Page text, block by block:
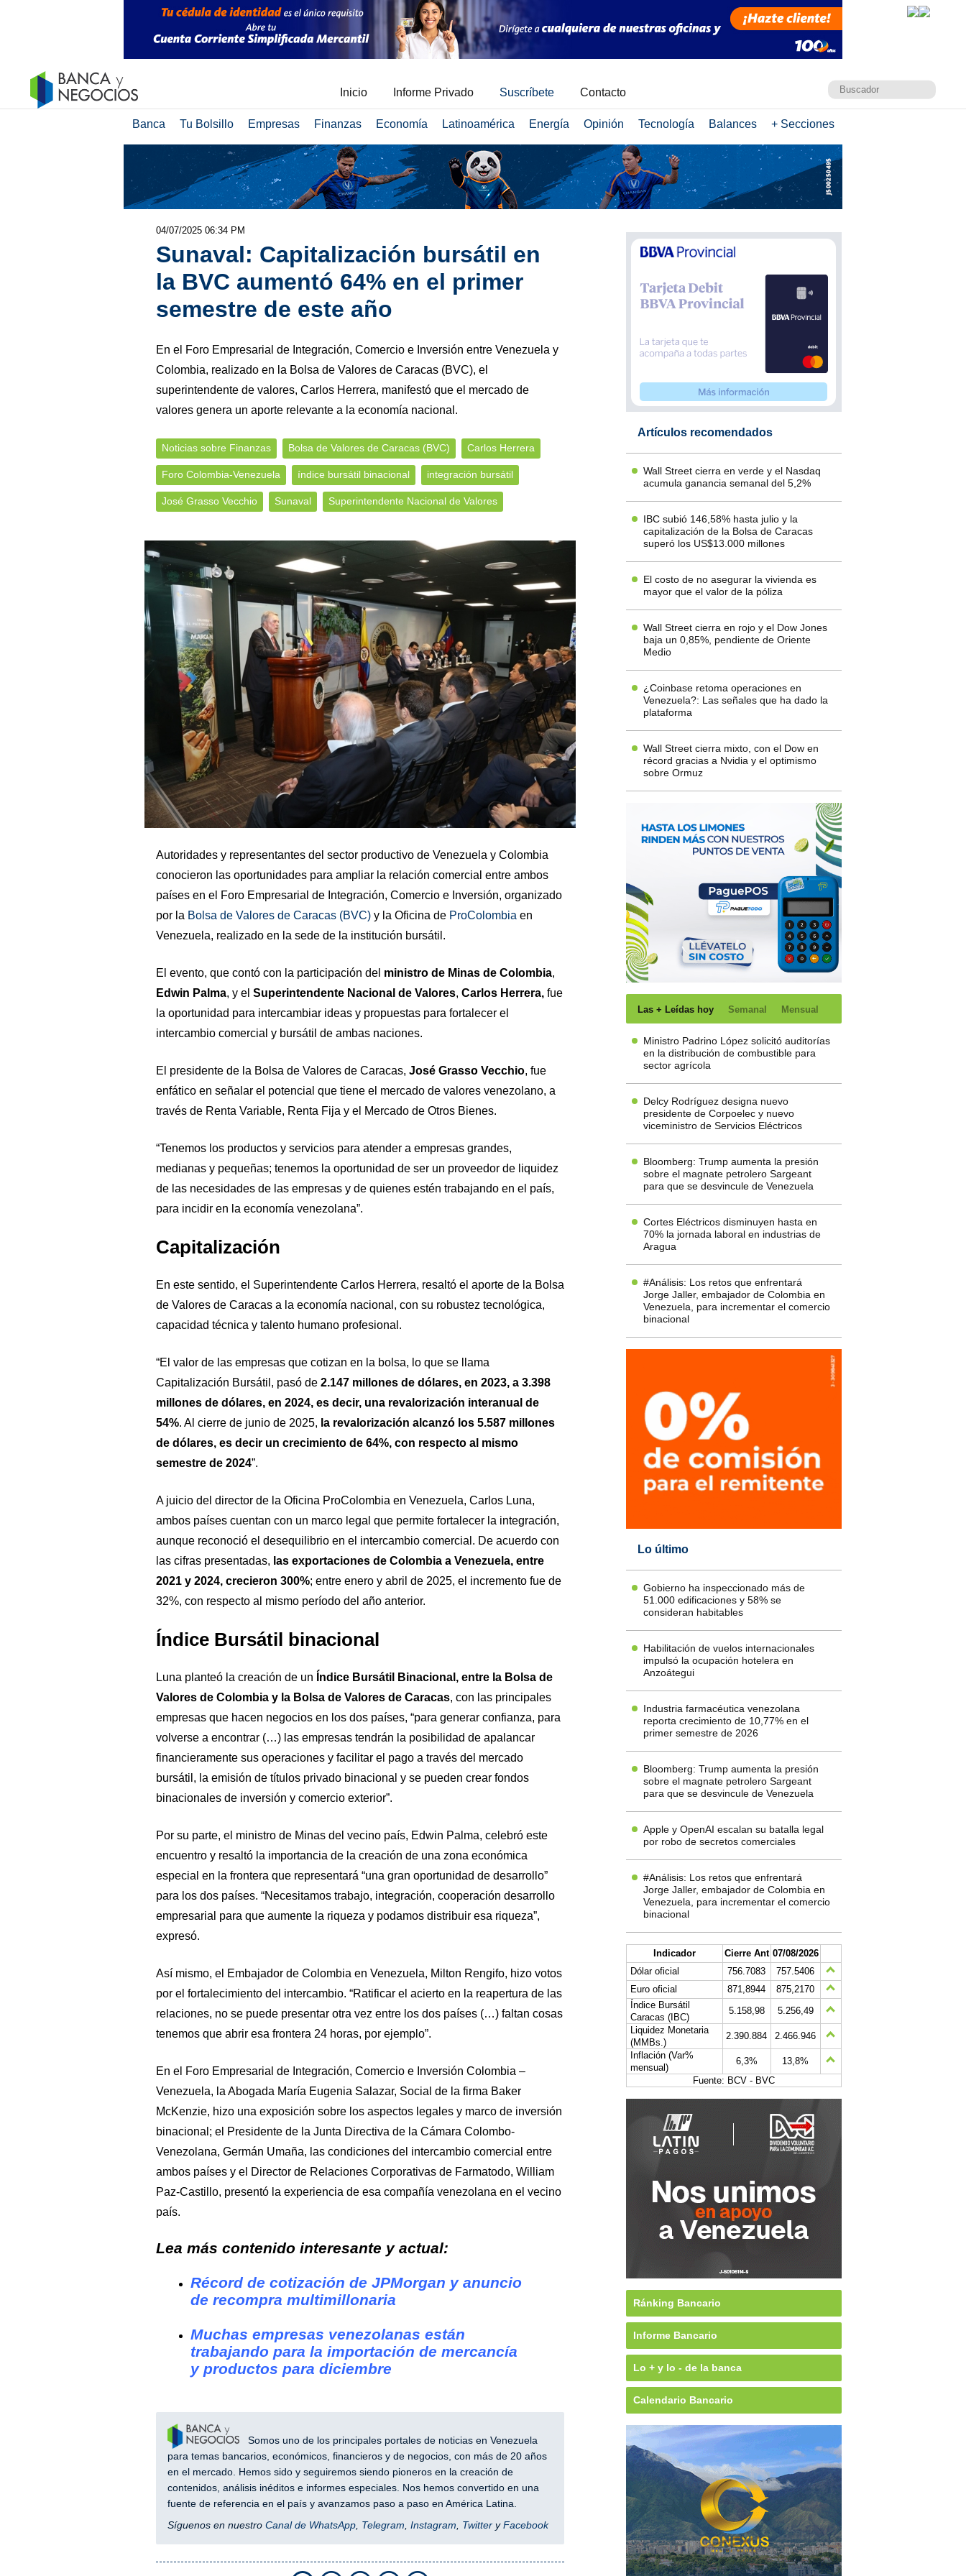
Inicio Informe Privado Suscríbete Contacto
Banca Tu Bolsillo Empresas Finanzas Economía Latinoamérica Energía Opinión Tecnología Balances + Secciones
04/07/2025 06:34 PM
Sunaval: Capitalización bursátil en
la BVC aumentó 64% en el primer
semestre de este año
En el Foro Empresarial de Integración, Comercio e Inversión entre Venezuela y
Colombia, realizado en la Bolsa de Valores de Caracas (BVC), el
superintendente de valores, Carlos Herrera, manifestó que el mercado de
valores genera un aporte relevante a la economía nacional.
Noticias sobre Finanzas Bolsa de Valores de Caracas (BVC) Carlos Herrera
Foro Colombia-Venezuela índice bursátil binacional integración bursátil
José Grasso Vecchio Sunaval Superintendente Nacional de Valores
Autoridades y representantes del sector productivo de Venezuela y Colombia
conocieron las oportunidades para ampliar la relación comercial entre ambos
países en el Foro Empresarial de Integración, Comercio e Inversión, organizado
por la Bolsa de Valores de Caracas (BVC)y la Oficina de ProColombia en
Venezuela, realizado en la sede de la institución bursátil.
El evento, que contó con la participación del ministro de Minas de Colombia,
Edwin Palma, y el Superintendente Nacional de Valores, Carlos Herrera,fue
la oportunidad para intercambiar ideas y propuestas para fortalecer el
intercambio comercial y bursátil de ambas naciones.
El presidente de la Bolsa de Valores de Caracas, José Grasso Vecchio, fue
enfático en señalar el potencial que tiene el mercado de valores venezolano, a
través de Renta Variable, Renta Fija y el Mercado de Otros Bienes.
“Tenemos los productos y servicios para atender a empresas grandes,
medianas y pequeñas; tenemos la oportunidad de ser un proveedor de liquidez
de las necesidades de las empresas y de quienes estén trabajando en el país,
para incidir en la economía venezolana”.
Capitalización
En este sentido, el Superintendente Carlos Herrera, resaltó el aporte de la Bolsa
de Valores de Caracas a la economía nacional, con su robustez tecnológica,
capacidad técnica y talento humano profesional.
“El valor de las empresas que cotizan en la bolsa, lo que se llama
Capitalización Bursátil, pasó de 2.147 millones de dólares, en 2023, a 3.398
millones de dólares, en 2024, es decir, una revalorización interanual de
54%. Al cierre de junio de 2025, la revalorización alcanzó los 5.587 millones
de dólares, es decir un crecimiento de 64%, con respecto al mismo
semestre de 2024”.
A juicio del director de la Oficina ProColombia en Venezuela, Carlos Luna,
ambos países cuentan con un marco legal que permite fortalecer la integración,
aunque reconoció el desequilibrio en el intercambio comercial. De acuerdo con
las cifras presentadas, las exportaciones de Colombia a Venezuela, entre
2021 y 2024, crecieron 300%; entre enero y abril de 2025, el incremento fue de
32%, con respecto al mismo período del año anterior.
Índice Bursátil binacional
Luna planteó la creación de un Índice Bursátil Binacional, entre la Bolsa de
Valores de Colombia y la Bolsa de Valores de Caracas, con las principales
empresas que hacen negocios en los dos países, “para generar confianza, para
volverse a encontrar (…) las empresas tendrán la posibilidad de apalancar
financieramente sus operaciones y facilitar el pago a través del mercado
bursátil, la emisión de títulos privado binacional y se pueden crear fondos
binacionales de inversión y comercio exterior”.
Por su parte, el ministro de Minas del vecino país, Edwin Palma, celebró este
encuentro y resaltó la importancia de la creación de una zona económica
especial en la frontera que representará “una gran oportunidad de desarrollo”
para los dos países. “Necesitamos trabajo, integración, cooperación desarrollo
empresarial para que aumente la riqueza y podamos distribuir esa riqueza”,
expresó.
Así mismo, el Embajador de Colombia en Venezuela, Milton Rengifo, hizo votos
por el fortalecimiento del intercambio. “Ratificar el acierto en la reapertura de las
relaciones, no se puede presentar otra vez entre los dos países (…) faltan cosas
tenemos que abrir esa frontera 24 horas, por ejemplo”.
En el Foro Empresarial de Integración, Comercio e Inversión Colombia –
Venezuela, la Abogada María Eugenia Salazar, Social de la firma Baker
McKenzie, hizo una exposición sobre los aspectos legales y marco de inversión
binacional; el Presidente de la Junta Directiva de la Cámara Colombo-
Venezolana, Germán Umaña, las condiciones del intercambio comercial entre
ambos países y el Director de Relaciones Corporativas de Farmatodo, William
Paz-Castillo, presentó la experiencia de esa compañía venezolana en el vecino
país.
Lea más contenido interesante y actual:
Récord de cotización de JPMorgan y anuncio
de recompra multimillonaria
Muchas empresas venezolanas están
trabajando para la importación de mercancía
y productos para diciembre
Somos uno de los principales portales de noticias en Venezuela
para temas bancarios, económicos, financieros y de negocios, con más de 20 años
en el mercado. Hemos sido y seguiremos siendo pioneros en la creación de
contenidos, análisis inéditos e informes especiales. Nos hemos convertido en una
fuente de referencia en el país y avanzamos paso a paso en América Latina.
Síguenos en nuestro Canal de WhatsApp, Telegram, Instagram, TwitteryFacebook
Artículos recomendados
Wall Street cierra en verde y el Nasdaq
acumula ganancia semanal del 5,2%
IBC subió 146,58% hasta julio y la
capitalización de la Bolsa de Caracas
superó los US$13.000 millones
El costo de no asegurar la vivienda es
mayor que el valor de la póliza
Wall Street cierra en rojo y el Dow Jones
baja un 0,85%, pendiente de Oriente
Medio
¿Coinbase retoma operaciones en
Venezuela?: Las señales que ha dado la
plataforma
Wall Street cierra mixto, con el Dow en
récord gracias a Nvidia y el optimismo
sobre Ormuz
Las + Leídas hoy Semanal Mensual
Ministro Padrino López solicitó auditorías
en la distribución de combustible para
sector agrícola
Delcy Rodríguez designa nuevo
presidente de Corpoelec y nuevo
viceministro de Servicios Eléctricos
Bloomberg: Trump aumenta la presión
sobre el magnate petrolero Sargeant
para que se desvincule de Venezuela
Cortes Eléctricos disminuyen hasta en
70% la jornada laboral en industrias de
Aragua
#Análisis: Los retos que enfrentará
Jorge Jaller, embajador de Colombia en
Venezuela, para incrementar el comercio
binacional
Lo último
Gobierno ha inspeccionado más de
51.000 edificaciones y 58% se
consideran habitables
Habilitación de vuelos internacionales
impulsó la ocupación hotelera en
Anzoátegui
Industria farmacéutica venezolana
reporta crecimiento de 10,77% en el
primer semestre de 2026
Bloomberg: Trump aumenta la presión
sobre el magnate petrolero Sargeant
para que se desvincule de Venezuela
Apple y OpenAI escalan su batalla legal
por robo de secretos comerciales
#Análisis: Los retos que enfrentará
Jorge Jaller, embajador de Colombia en
Venezuela, para incrementar el comercio
binacional
Indicador Cierre Ant 07/08/2026
Dólar oficial
756.7083
757.5406
Euro oficial
871,8944
875,2170
Índice Bursátil
Caracas (IBC)
5.158,98
5.256,49
Liquidez Monetaria
(MMBs.)
2.390.884
2.466.946
Inflación (Var%
mensual)
6,3%
13,8%
Fuente: BCV - BVC
Ránking Bancario
Informe Bancario
Lo + y lo - de la banca
Calendario Bancario